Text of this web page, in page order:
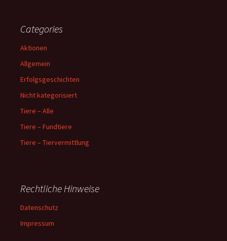
Categories
Aktionen
Allgemein
Erfolgsgeschichten
Nicht kategorisiert
Tiere – Alle
Tiere – Fundtiere
Tiere – Tiervermittlung
Rechtliche Hinweise
Datenschutz
Impressum